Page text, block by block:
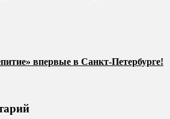
впервые в Санкт-Петербурге!